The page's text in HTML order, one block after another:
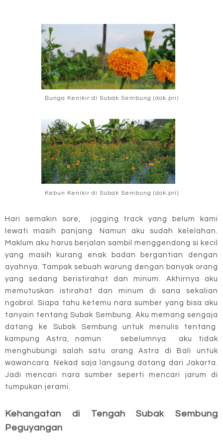
Bunga Kenikir di Subak Sembung (dok.pri)
Kebun Kenikir di Subak Sembung (dok.pri)
Hari semakin sore, jogging track yang belum kami
lewati masih panjang. Namun aku sudah kelelahan.
Maklum aku harus berjalan sambil menggendong si kecil
yang masih kurang enak badan bergantian dengan
ayahnya. Tampak sebuah warung dengan banyak orang
yang sedang beristirahat dan minum. Akhirnya aku
memutuskan istirahat dan minum di sana sekalian
ngobrol. Siapa tahu ketemu nara sumber yang bisa aku
tanyain tentang Subak Sembung. Aku memang sengaja
datang ke Subak Sembung untuk menulis tentang
kampung Astra, namun sebelumnya aku tidak
menghubungi salah satu orang Astra di Bali untuk
wawancara. Nekad saja langsung datang dari Jakarta.
Jadi mencari nara sumber seperti mencari jarum di
tumpukan jerami.
Kehangatan di Tengah Subak Sembung
Peguyangan